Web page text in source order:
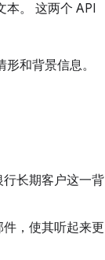
本。 这两个 API
和背景信息。
长期客户这一背
，使其听起来更